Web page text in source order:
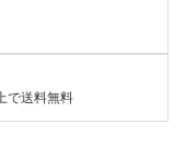
で送料無料